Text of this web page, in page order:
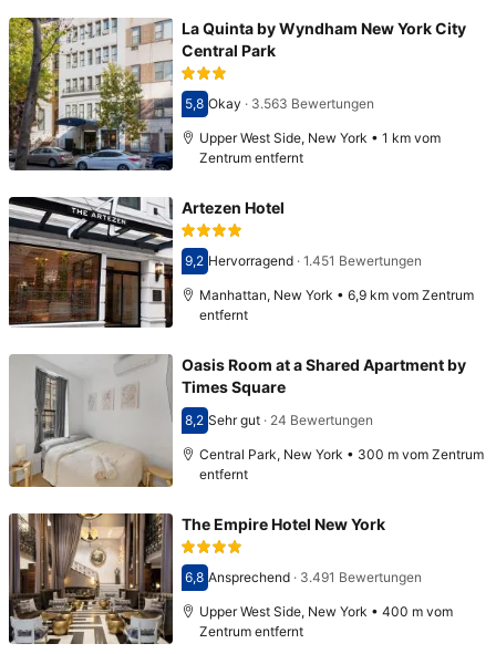
La Quinta by Wyndham New York City
Central Park
Bewertet mit 5,8
5,8 Okay · 3.563 Bewertungen
Upper West Side, New York • 1 km vom
Zentrum entfernt
Artezen Hotel
Bewertet mit 9,2
9,2 Hervorragend· 1.451 Bewertungen
Manhattan, New York • 6,9 km vom Zentrum
entfernt
Oasis Room at a Shared Apartment by
Times Square
Bewertet mit 8,2
8,2 Sehr gut· 24 Bewertungen
Central Park, New York • 300 m vom Zentrum
entfernt
The Empire Hotel New York
Bewertet mit 6,8
6,8 Ansprechend· 3.491 Bewertungen
Upper West Side, New York • 400 m vom
Zentrum entfernt